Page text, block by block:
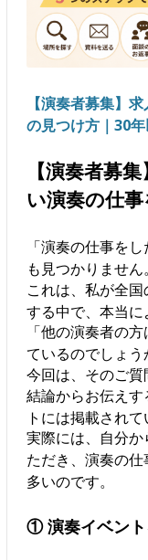
【演奏者募集】
の見つけ方｜30
【演奏者募
い演奏の仕
「演奏の仕事を
も見つかりません
これは、私が全
する中で、本当に
「他の演奏者の
ているのでしょう
今回は、そのご質
結論からお伝え
トには掲載されて
実際には、自分
ただき、演奏の
多いのです。
① 演奏イベン